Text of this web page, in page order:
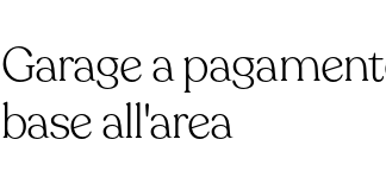
Garage a
base all'area